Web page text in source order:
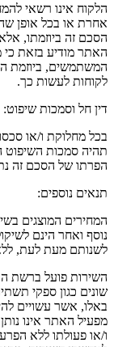
הלקוח אינו רשאי
אחרת או בכל אופן
הסכם זה ביוזמתו,
האתר מודיע בזאת כי
המשתמשים, ביוזמת
לקוחות לעשות כך.
דין חל וסמכות שיפוט:
בכל מחלוקת ו/או
תהיה סמכות השיפוט
הפרתו של הסכם זה
תנאים נוספים:
המחירים המוצגים
נוסף ואחר הינם
לשנותם מעת לעת,
השירות פועל ברשת
שונים כגון ספקי
באלו, אשר עשויים
מפעיל האתר אינו
ו/או פעולתו ללא